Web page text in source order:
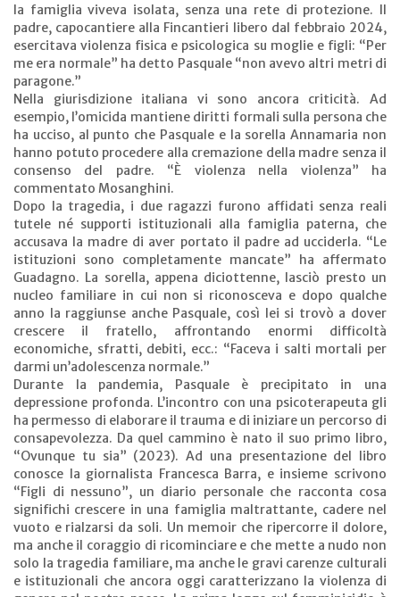
la famiglia viveva isolata, senza una rete di protezione. Il
padre, capocantiere alla Fincantieri libero dal febbraio 2024,
esercitava violenza fisica e psicologica su moglie e figli: “Per
me era normale” ha detto Pasquale “non avevo altri metri di
paragone.”
Nella giurisdizione italiana vi sono ancora criticità. Ad
esempio, l’omicida mantiene diritti formali sulla persona che
ha ucciso, al punto che Pasquale e la sorella Annamaria non
hanno potuto procedere alla cremazione della madre senza il
consenso del padre. “È violenza nella violenza” ha
commentato Mosanghini.
Dopo la tragedia, i due ragazzi furono affidati senza reali
tutele né supporti istituzionali alla famiglia paterna, che
accusava la madre di aver portato il padre ad ucciderla. “Le
istituzioni sono completamente mancate” ha affermato
Guadagno. La sorella, appena diciottenne, lasciò presto un
nucleo familiare in cui non si riconosceva e dopo qualche
anno la raggiunse anche Pasquale, così lei si trovò a dover
crescere il fratello, affrontando enormi difficoltà
economiche, sfratti, debiti, ecc.: “Faceva i salti mortali per
darmi un’adolescenza normale.”
Durante la pandemia, Pasquale è precipitato in una
depressione profonda. L’incontro con una psicoterapeuta gli
ha permesso di elaborare il trauma e di iniziare un percorso di
consapevolezza. Da quel cammino è nato il suo primo libro,
“Ovunque tu sia” (2023). Ad una presentazione del libro
conosce la giornalista Francesca Barra, e insieme scrivono
“Figli di nessuno”, un diario personale che racconta cosa
significhi crescere in una famiglia maltrattante, cadere nel
vuoto e rialzarsi da soli. Un memoir che ripercorre il dolore,
ma anche il coraggio di ricominciare e che mette a nudo non
solo la tragedia familiare, ma anche le gravi carenze culturali
e istituzionali che ancora oggi caratterizzano la violenza di